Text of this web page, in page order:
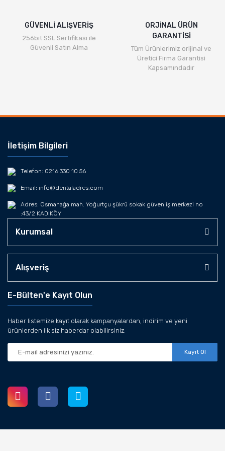
GÜVENLİ ALIŞVERİŞ
256bit SSL Sertifikası ile
Güvenli Satın Alma
ORJİNAL ÜRÜN
GARANTİSİ
Tüm Ürünlerimiz orijinal ve
Üretici Firma Garantisi
Kapsamındadır
İletişim Bilgileri
Telefon: 0216 330 10 56
Email: info@dentaladres.com
Adres: Osmanağa mah. Yoğurtçu şükrü sokak güven iş merkezi no
:43/2 KADIKÖY
Kurumsal
Alışveriş
E-Bülten'e Kayıt Olun
Haber listemize kayıt olarak kampanyalardan, indirim ve yeni
ürünlerden ilk siz haberdar olabilirsiniz.
Kayıt Ol